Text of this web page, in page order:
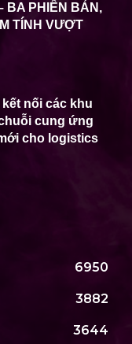
BA PHIÊN BẢN,
TÍNH VƯỢT
nối các khu
cung ứng
cho logistics
6950
3882
3644